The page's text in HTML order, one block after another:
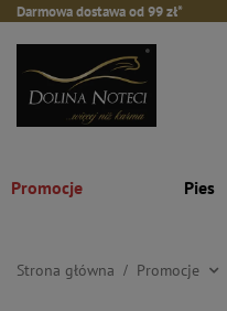
Darmowa dostawa od 99 zł*
Promocje Pies
Strona główna Promocje